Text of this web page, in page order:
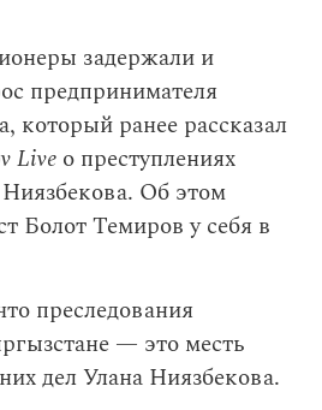
задержали и
предпринимателя
который ранее рассказал
Live о преступлениях
Об этом
Болот Темиров у себя в
преследования
— это месть
дел Улана Ниязбекова.